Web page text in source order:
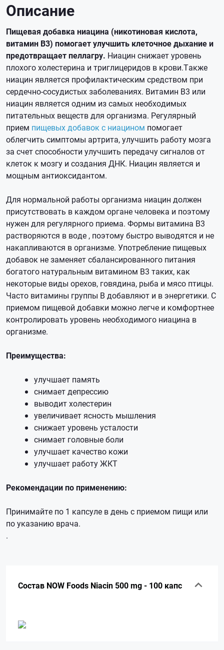
Описание
Пищевая добавка ниацина (никотиновая кислота,
витамин В3) помогает улучшить клеточное дыхание и
предотвращает пеллагру. Ниацин снижает уровень
плохого холестерина и триглицеридов в крови.Также
ниацин является профилактическим средством при
сердечно-сосудистых заболеваниях. Витамин B3 или
ниацин является одним из самых необходимых
питательных веществ для организма. Регулярный
прием пищевых добавок с ниацином помогает
облегчить симптомы артрита, улучшить работу мозга
за счет способности улучшить передачу сигналов от
клеток к мозгу и создания ДНК. Ниацин является и
мощным антиоксидантом.
Для нормальной работы организма ниацин должен
присутствовать в каждом органе человека и поэтому
нужен для регулярного приема. Формы витамина B3
растворяются в воде , поэтому быстро выводятся и не
накапливаются в организме. Употребление пищевых
добавок не заменяет сбалансированного питания
богатого натуральным витамином В3 таких, как
некоторые виды орехов, говядина, рыба и мясо птицы.
Часто витамины группы В добавляют и в энергетики. С
приемом пищевой добавки можно легче и комфортнее
контролировать уровень необходимого ниацина в
организме.
Преимущества:
улучшает память
снимает депрессию
выводит холестерин
увеличивает ясность мышления
снижает уровень усталости
снимает головные боли
улучшает качество кожи
улучшает работу ЖКТ
Рекомендации по применению:
Принимайте по 1 капсуле в день с приемом пищи или
по указанию врача.
.
Состав NOW Foods Niacin 500 mg - 100 капс